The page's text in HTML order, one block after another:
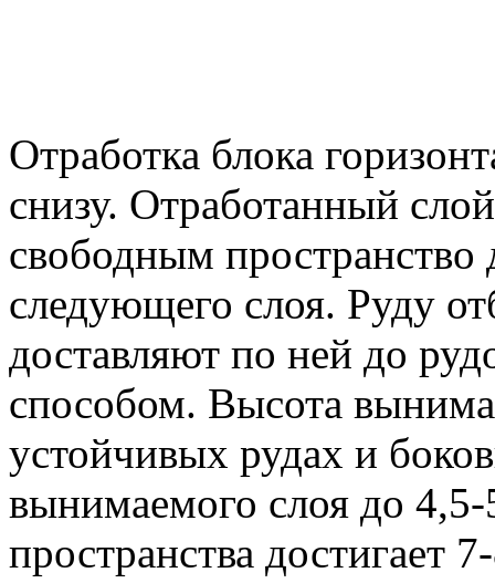
Отработка блока
снизу. Отработанный
свободным пространство
следующего слоя. Руду
доставляют по ней до
способом. Высота
устойчивых рудах и
вынимаемого слоя до
пространства достигает